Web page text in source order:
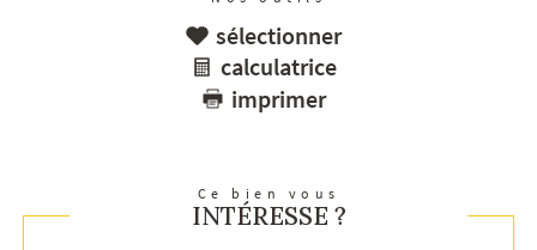
sélectionner
calculatrice
imprimer
Ce bien vous
INTÉRESSE ?